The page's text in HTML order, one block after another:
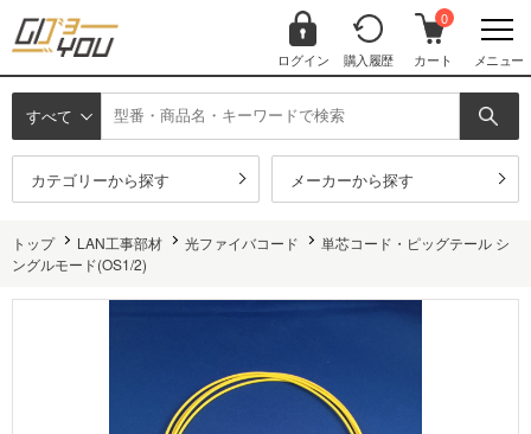
ログイン 購入履歴
0
カート メニュー
すべて
カテゴリーから探す メーカーから探す
トップ LAN工事部材 光ファイバコード
単芯コード・ピッグテール シ
ングルモード(OS1/2)